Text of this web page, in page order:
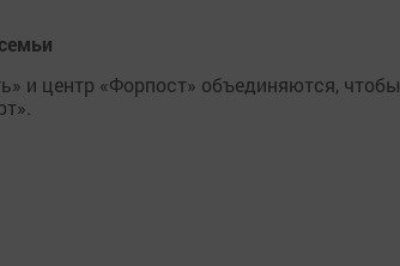
и центр «Форпост» объединяются, чтобы